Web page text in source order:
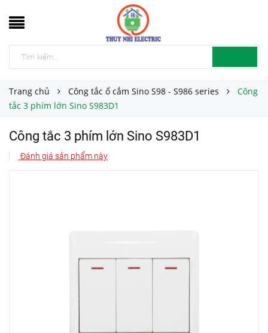
Trang chủ Công tắc ổ cắm Sino S98 - S986 series
Công
tắc 3 phím lớn Sino S983D1
Công tắc 3 phím lớn Sino S983D1
Đánh giá sản phẩm này